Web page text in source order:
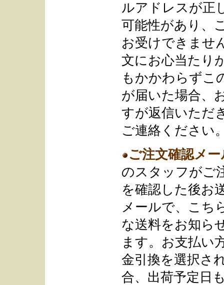
ルアドレスが正
可能性があり、
お受けできませ
文にお心当たり
もかかわらずこ
が届いた場合、
すが返信いただ
ご連絡ください
ご注文確認メー
のスタッフがご
を確認した後お
メールで、こち
な送料をお知ら
ます。お支払い
金引換を選択さ
合、出荷予定日